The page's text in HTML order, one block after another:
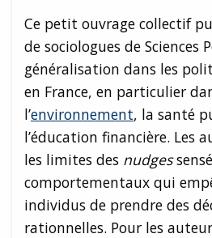
Ce petit ouvrage collectif
de sociologues de Sciences
généralisation dans les
en France, en particulier
l’environnement, la santé
l’éducation financière. Les
les limites des nudges
comportementaux qui
individus de prendre des
rationnelles. Pour les